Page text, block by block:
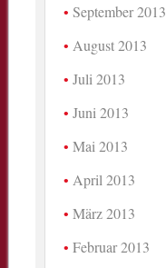
September 2013
August 2013
Juli 2013
Juni 2013
Mai 2013
April 2013
März 2013
Februar 2013